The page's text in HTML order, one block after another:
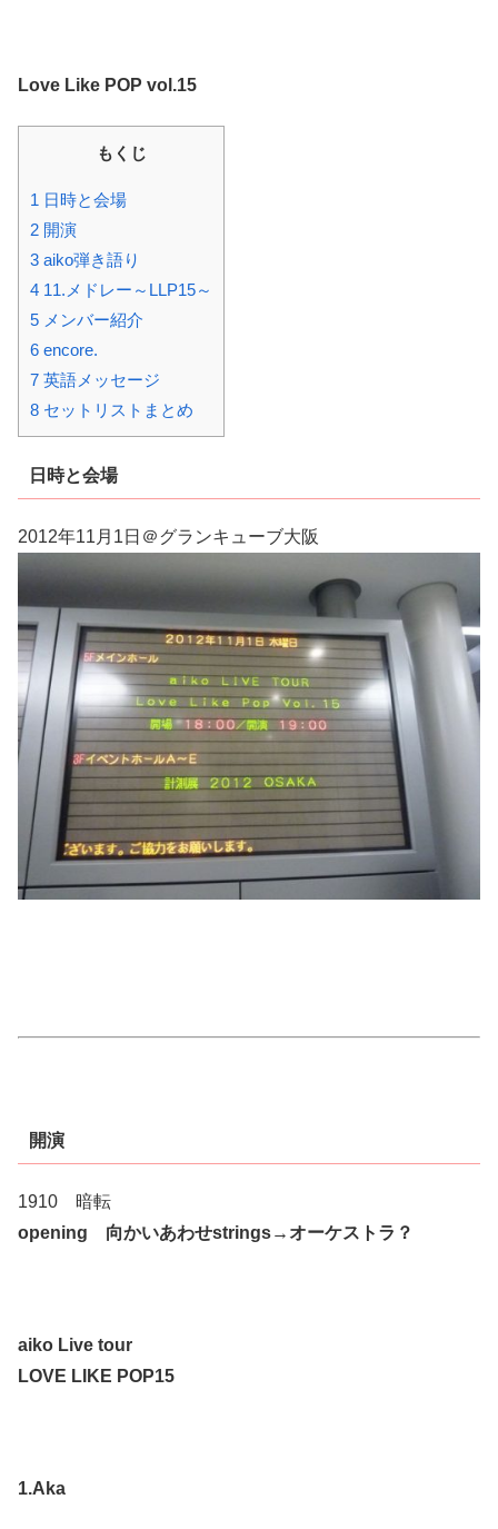
Love Like POP vol.15
もくじ
1 日時と会場
2 開演
3 aiko弾き語り
4 11.メドレー～LLP15～
5 メンバー紹介
6 encore.
7 英語メッセージ
8 セットリストまとめ
日時と会場
2012年11月1日＠グランキューブ大阪
開演
1910 暗転
opening
向かいあわせstrings→オーケストラ？
aiko Live tour
LOVE LIKE POP15
1.Aka